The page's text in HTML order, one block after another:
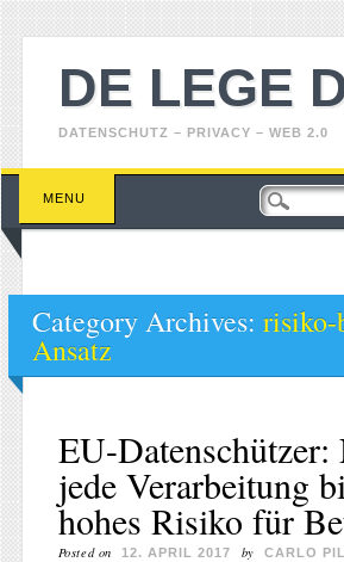
DE LEGE
DATENSCHUTZ – PRIVACY – WEB 2.0
Main menu
Skip
content
MENU
Category Archives: risiko-
Ansatz
EU-
jede Verarbeitung
hohes Risiko für
Posted on 12. APRIL 2017 by CARLO